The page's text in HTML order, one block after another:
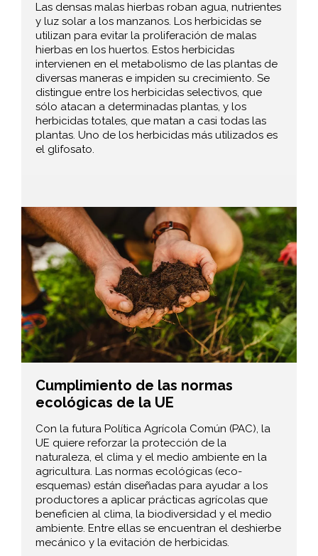
Las densas malas hierbas roban agua, nutrientes
y luz solar a los manzanos. Los herbicidas se
utilizan para evitar la proliferación de malas
hierbas en los huertos. Estos herbicidas
intervienen en el metabolismo de las plantas de
diversas maneras e impiden su crecimiento. Se
distingue entre los herbicidas selectivos, que
sólo atacan a determinadas plantas, y los
herbicidas totales, que matan a casi todas las
plantas. Uno de los herbicidas más utilizados es
el glifosato.
Cumplimiento de las normas
ecológicas de la UE
Con la futura Política Agrícola Común (PAC), la
UE quiere reforzar la protección de la
naturaleza, el clima y el medio ambiente en la
agricultura. Las normas ecológicas (eco-
esquemas) están diseñadas para ayudar a los
productores a aplicar prácticas agrícolas que
beneficien al clima, la biodiversidad y el medio
ambiente. Entre ellas se encuentran el deshierbe
mecánico y la evitación de herbicidas.